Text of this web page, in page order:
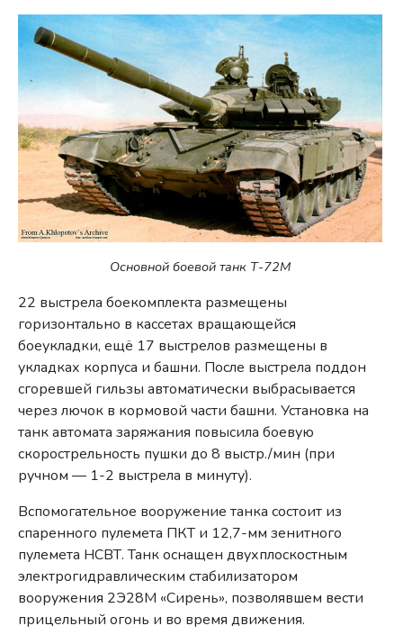
Основной боевой танк Т-72М
22 выстрела боекомплекта размещены
горизонтально в кассетах вращающейся
боеукладки, ещё 17 выстрелов размещены в
укладках корпуса и башни. После выстрела поддон
сгоревшей гильзы автоматически выбрасывается
через лючок в кормовой части башни. Установка на
танк автомата заряжания повысила боевую
скорострельность пушки до 8 выстр./мин (при
ручном — 1-2 выстрела в минуту).
Вспомогательное вооружение танка состоит из
спаренного пулемета ПКТ и 12,7-мм зенитного
пулемета НСВТ. Танк оснащен двухплоскостным
электрогидравлическим стабилизатором
вооружения 2Э28М «Сирень», позволявшем вести
прицельный огонь и во время движения.